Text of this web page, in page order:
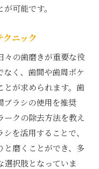
可能です。
ニック
々の歯磨きが重要な役
く、歯間や歯周ポケ
とが求められます。歯
ブラシの使用を推奨
ークの除去方法を教え
を活用することで、
と磨くことができ、多
選択肢となっていま